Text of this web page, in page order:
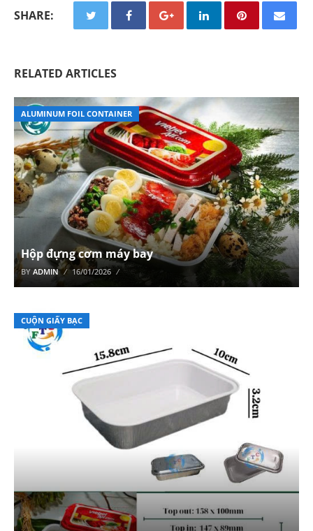
SHARE:
RELATED ARTICLES
ALUMINUM FOIL CONTAINER
Hộp đựng cơm máy bay
BY ADMIN 16/01/2026
CUỘN GIẤY BẠC